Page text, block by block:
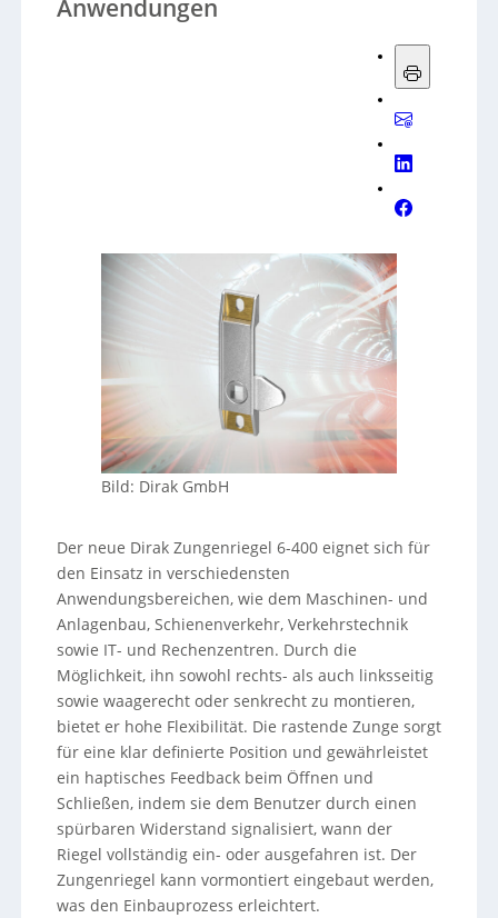
Anwendungen
Bild: Dirak GmbH
Der neue Dirak Zungenriegel 6-400 eignet sich für
den Einsatz in verschiedensten
Anwendungsbereichen, wie dem Maschinen- und
Anlagenbau, Schienenverkehr, Verkehrstechnik
sowie IT- und Rechenzentren. Durch die
Möglichkeit, ihn sowohl rechts- als auch linksseitig
sowie waagerecht oder senkrecht zu montieren,
bietet er hohe Flexibilität. Die rastende Zunge sorgt
für eine klar definierte Position und gewährleistet
ein haptisches Feedback beim Öffnen und
Schließen, indem sie dem Benutzer durch einen
spürbaren Widerstand signalisiert, wann der
Riegel vollständig ein- oder ausgefahren ist. Der
Zungenriegel kann vormontiert eingebaut werden,
was den Einbauprozess erleichtert.